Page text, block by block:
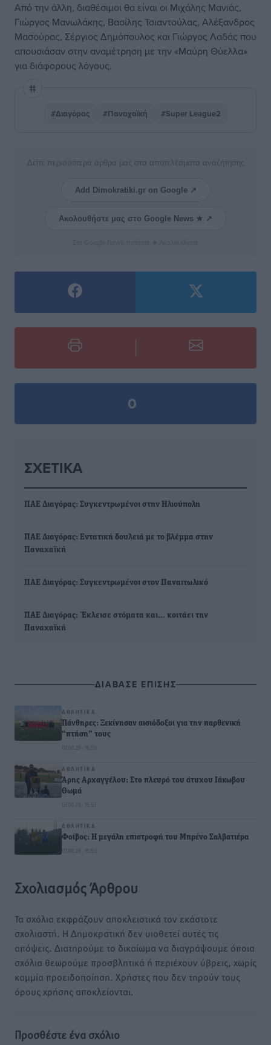
Από την άλλη, διαθέσιμοι θα είναι οι Μιχάλης Μανιάς,
Γιώργος Μανωλάκης, Βασίλης Τσιαντούλας, Αλέξανδρος
Μασούρας, Σέργιος Δημόπουλος και Γιώργος Λαδάς που
απουσιάσαν στην αναμέτρηση με την «Μαύρη Θύελλα»
για διάφορους λόγους.
#Διαγόρας #Παναχαϊκή #Super League2
Δείτε περισσότερα άρθρα μας στα αποτελέσματα αναζήτησης
Add Dimokratiki.gr on Google ↗
Ακολουθήστε μας στο Google News ★ ↗
0
ΣΧΕΤΙΚΆ
ΠΑΕ Διαγόρας: Συγκεντρωμένοι στην Ηλιούπολη
ΠΑΕ Διαγόρας: Εντατική δουλειά με το βλέμμα στην
Παναχαϊκή
ΠΑΕ Διαγόρας: Συγκεντρωμένοι στον Παναιτωλικό
ΠΑΕ Διαγόρας: Έκλεισε στόματα και… κοιτάει την
Παναχαϊκή
ΔΙΑΒΑΣΕ ΕΠΙΣΗΣ
ΑΘΛΗΤΙΚΆ
Πάνθηρες: Ξεκίνησαν αισιόδοξοι για την παρθενική
“πτήση” τους
07.08.26 · 16:59
ΑΘΛΗΤΙΚΆ
Άρης Αρχαγγέλου: Στο πλευρό του άτυχου Ιάκωβου
Θωμά
07.08.26 · 16:57
ΑΘΛΗΤΙΚΆ
Φοίβος: Η μεγάλη επιστροφή του Μπρένο Σαλβατιέρα
07.08.26 · 16:53
Σχολιασμός Άρθρου
Τα σχόλια εκφράζουν αποκλειστικά τον εκάστοτε
σχολιαστή. Η Δημοκρατική δεν υιοθετεί αυτές τις
απόψεις. Διατηρούμε το δικαίωμα να διαγράψουμε όποια
σχόλια θεωρούμε προσβλητικά ή περιέχουν ύβρεις, χωρίς
καμμία προειδοποίηση. Χρήστες που δεν τηρούν τους
όρους χρήσης αποκλείονται.
Προσθέστε ένα σχόλιο